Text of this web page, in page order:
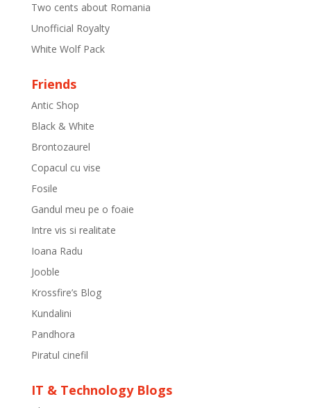
Two cents about Romania
Unofficial Royalty
White Wolf Pack
Friends
Antic Shop
Black & White
Brontozaurel
Copacul cu vise
Fosile
Gandul meu pe o foaie
Intre vis si realitate
Ioana Radu
Jooble
Krossfire’s Blog
Kundalini
Pandhora
Piratul cinefil
IT & Technology Blogs